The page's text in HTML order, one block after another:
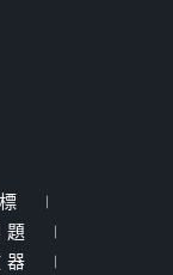
|
題
|
器 |